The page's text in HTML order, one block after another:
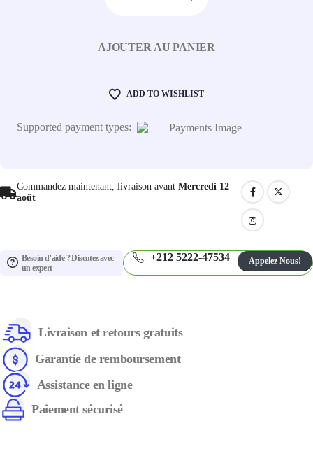
AJOUTER AU PANIER
ADD TO WISHLIST
Supported payment types:
Commandez maintenant, livraison avant Mercredi 12
août
Besoin d’aide ? Discutez avec
un expert
+212 5222-47534 Appelez Nous!
Livraison et retours gratuits
Garantie de remboursement
Assistance en ligne
Paiement sécurisé